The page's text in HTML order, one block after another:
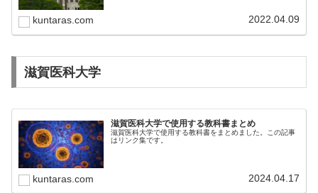
kuntaras.com 2022.04.09
滋賀医科大学
滋賀医科大学で使用する教科書まとめ
滋賀医科大学で使用する教科書をまとめました。この記事
はリンク集です。
kuntaras.com 2024.04.17